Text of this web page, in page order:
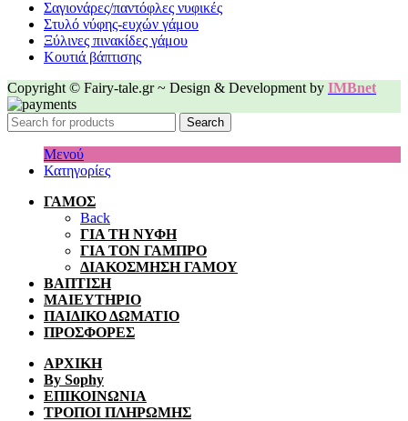
Σαγιονάρες/παντόφλες νυφικές
Στυλό νύφης-ευχών γάμου
Ξύλινες πινακίδες γάμου
Κουτιά βάπτισης
Copyright © Fairy-tale.gr ~ Design & Development by IMBnet
Search
Μενού
Κατηγορίες
ΓΑΜΟΣ
Back
ΓΙΑ ΤΗ ΝΥΦΗ
ΓΙΑ ΤΟΝ ΓΑΜΠΡΟ
ΔΙΑΚΟΣΜΗΣΗ ΓΑΜΟΥ
ΒΑΠΤΙΣΗ
ΜΑΙΕΥΤΗΡΙΟ
ΠΑΙΔΙΚΟ ΔΩΜΑΤΙΟ
ΠΡΟΣΦΟΡΕΣ
ΑΡΧΙΚΗ
By Sophy
ΕΠΙΚΟΙΝΩΝΙΑ
ΤΡΟΠΟΙ ΠΛΗΡΩΜΗΣ